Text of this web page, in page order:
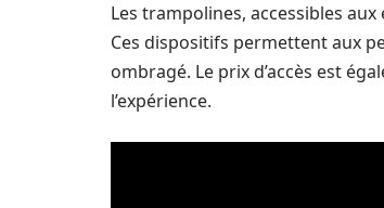
Les trampolines, accessibles
Ces dispositifs permettent aux
ombragé. Le prix d’accès est
l’expérience.